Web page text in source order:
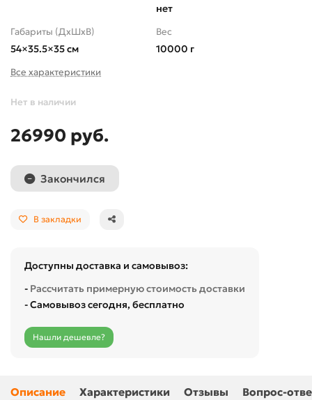
нет
Габариты (ДхШхВ)
54×35.5×35 см
Вес
10000 г
Все характеристики
Нет в наличии
26990 руб.
Закончился
В закладки
Доступны доставка и самовывоз:
- Рассчитать примерную стоимость доставки
- Самовывоз сегодня, бесплатно
Нашли дешевле?
Описание Характеристики Отзывы Вопрос-